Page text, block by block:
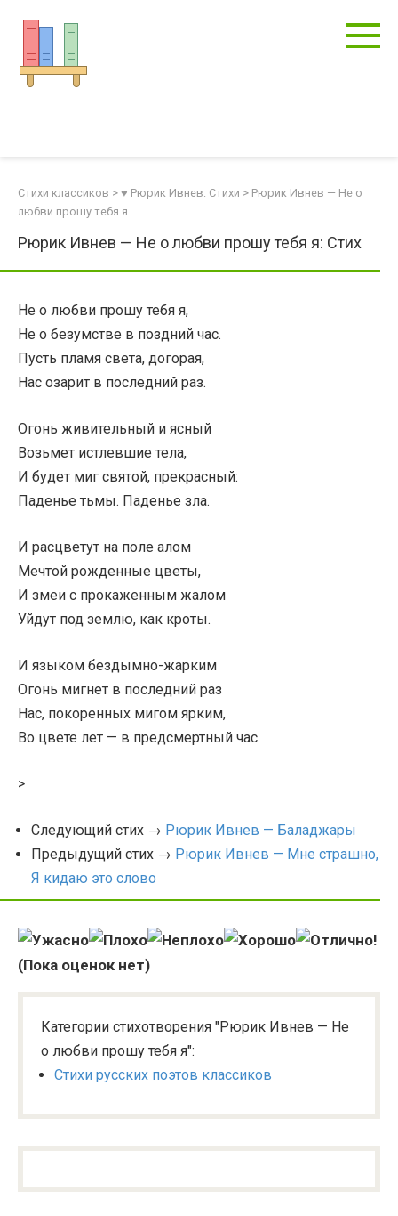
контенту
Стихи классиков > ♥ Рюрик Ивнев: Стихи > Рюрик Ивнев — Не о
любви прошу тебя я
Рюрик Ивнев — Не о любви прошу тебя я: Стих
Не о любви прошу тебя я,
Не о безумстве в поздний час.
Пусть пламя света, догорая,
Нас озарит в последний раз.
Огонь живительный и ясный
Возьмет истлевшие тела,
И будет миг святой, прекрасный:
Паденье тьмы. Паденье зла.
И расцветут на поле алом
Мечтой рожденные цветы,
И змеи с прокаженным жалом
Уйдут под землю, как кроты.
И языком бездымно-жарким
Огонь мигнет в последний раз
Нас, покоренных мигом ярким,
Во цвете лет — в предсмертный час.
>
Следующий стих → Рюрик Ивнев — Баладжары
Предыдущий стих → Рюрик Ивнев — Мне страшно,
Я кидаю это слово
(Пока оценок нет)
Категории стихотворения "Рюрик Ивнев — Не
о любви прошу тебя я":
Стихи русских поэтов классиков